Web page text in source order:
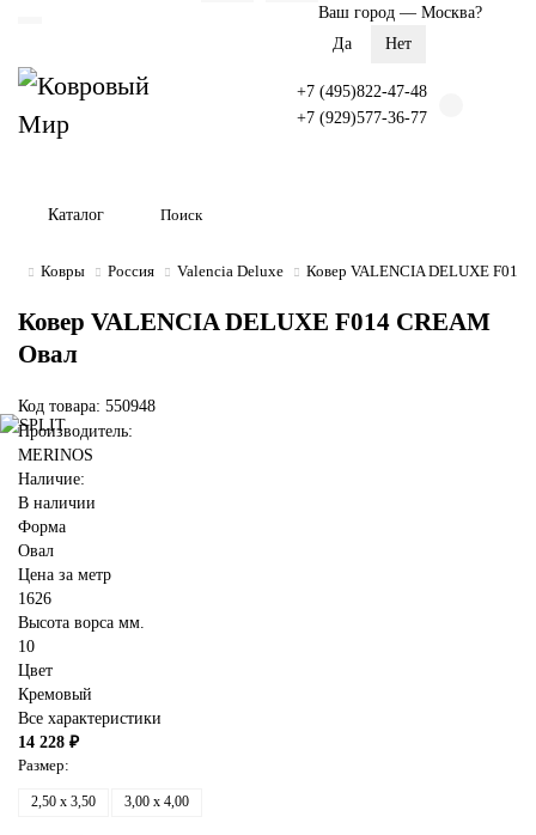
Ваш город — Москва?
+7 (495)822-47-48
+7 (929)577-36-77
Каталог
Ковры Россия Valencia Deluxe Ковер VALENCIA DELUXE F014
Ковер VALENCIA DELUXE F014 CREAM
Овал
Код товара: 550948
Производитель:
MERINOS
Наличие:
В наличии
Форма
Овал
Цена за метр
1626
Высота ворса мм.
10
Цвет
Кремовый
Все характеристики
14 228 ₽
Размер:
2,50 x 3,50 3,00 x 4,00